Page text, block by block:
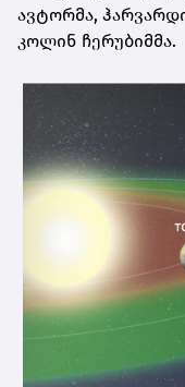
ავ­ტორ­მა,
კო­ლინ ჩე­რუ­ბიმ­მა.